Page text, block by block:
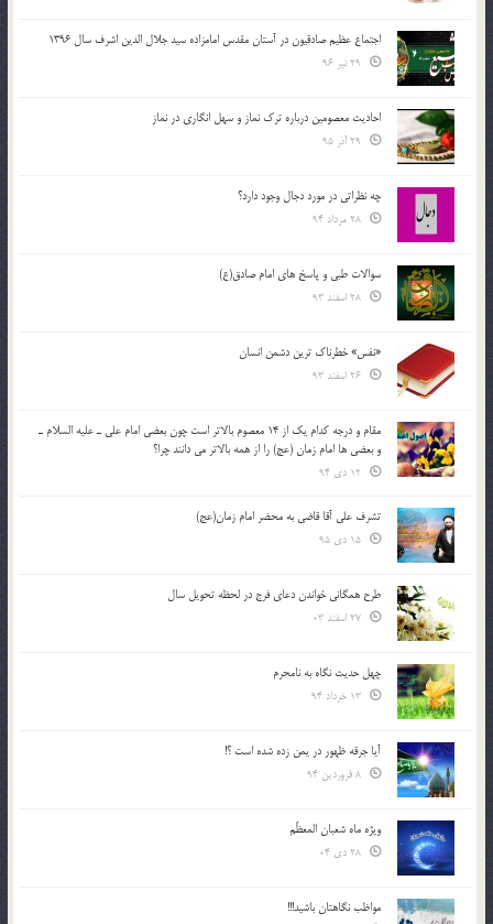
اجتماع عظیم صادقیون در آستان مقدس امامزاده سید جلال الدین اشرف سال 1396
احادیث معصومین درباره ترک نماز و سهل انگاری در نماز
چه نظراتی در مورد دجال وجود دارد؟
سوالات طبی و پاسخ های امام صادق(ع)
«نفس» خطرناک ترین دشمن انسان
مقام و درجه كدام يك از 14 معصوم بالاتر است چون بعضي امام علي ـ عليه السلام ـ
و بعضي ها امام زمان (عج) را از همه بالاتر مي دانند چرا؟
تشرف علي آقا قاضي به محضر امام زمان(عج)
طرح همگانی خواندن دعای فرج در لحظه تحویل سال
چهل حدیث نگاه به نامحرم
آیا جرقه ظهور در یمن زده شده است ؟!
ویژه ماه شعبان المعظّم
مواظب نگاهتان باشید!!!